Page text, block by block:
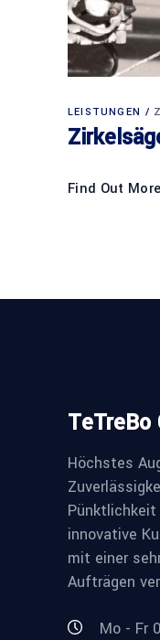
LEISTUNGEN
Find Out More
TeTreBo
Höchstes
innovative
mit einer
Aufträgen
Mo - Fr